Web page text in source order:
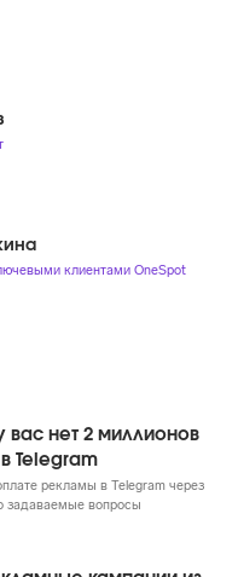
клиентами OneSpot
вас нет 2 миллионов
Telegram
рекламы в Telegram через
задаваемые вопросы